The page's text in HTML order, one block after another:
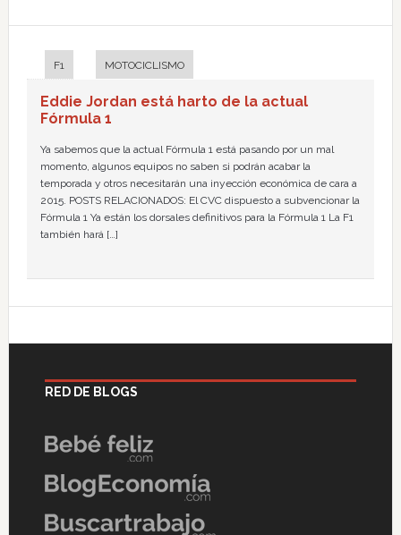
F1 MOTOCICLISMO
Eddie Jordan está harto de la actual
Fórmula 1
Ya sabemos que la actual Fórmula 1 está pasando por un mal
momento, algunos equipos no saben si podrán acabar la
temporada y otros necesitarán una inyección económica de cara a
2015. POSTS RELACIONADOS: El CVC dispuesto a subvencionar la
Fórmula 1 Ya están los dorsales definitivos para la Fórmula 1 La F1
también hará […]
RED DE BLOGS